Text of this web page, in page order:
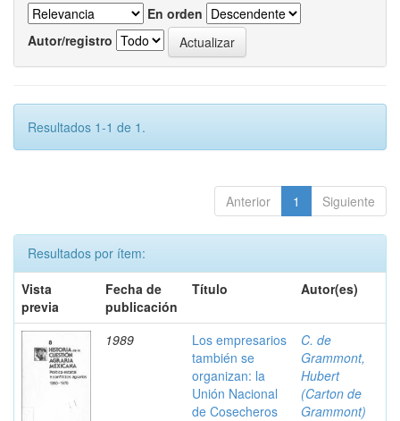
En orden
Autor/registro
Resultados 1-1 de 1.
Anterior 1 Siguiente
Resultados por ítem:
Vista
previa
Fecha de
publicación
Título Autor(es)
1989
Los empresarios
también se
organizan: la
Unión Nacional
de Cosecheros
C. de
Grammont,
Hubert
(Carton de
Grammont)